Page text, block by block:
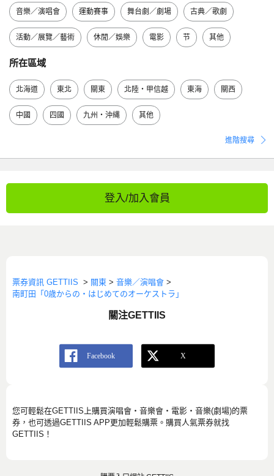
音樂／演唱會 運動賽事 舞台劇／劇場 古典／歌劇
活動／展覽／藝術 休閒／娛樂 電影 节 其他
所在區域
北海道 東北 關東 北陸・甲信越 東海 關西
中國 四國 九州・沖縄 其他
進階搜尋
登入/加入會員
票券資訊 GETTIIS > 關東 > 音樂／演唱會 >
南町田「0歳からの・はじめてのオーケストラ」
關注GETTIIS
您可輕鬆在GETTIIS上購買演唱會・音樂會・電影・音樂(劇場)的票
券，也可透過GETTIIS APP更加輕鬆購票。購買人氣票券就找
GETTIIS！